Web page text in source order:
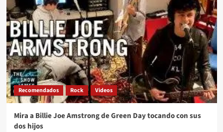
Recomendados Rock Videos
Mira a Billie Joe Amstrong de Green Day tocando con sus
dos hijos